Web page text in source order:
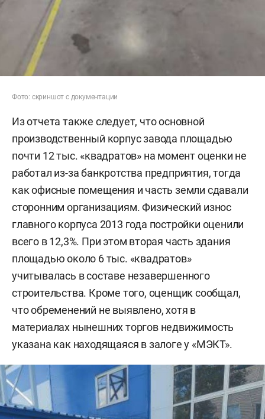
Фото: скриншот с документации
Из отчета также следует, что основной
производственный корпус завода площадью
почти 12 тыс. «квадратов» на момент оценки не
работал из-за банкротства предприятия, тогда
как офисные помещения и часть земли сдавали
сторонним организациям. Физический износ
главного корпуса 2013 года постройки оценили
всего в 12,3%. При этом вторая часть здания
площадью около 6 тыс. «квадратов»
учитывалась в составе незавершенного
строительства. Кроме того, оценщик сообщал,
что обременений не выявлено, хотя в
материалах нынешних торгов недвижимость
указана как находящаяся в залоге у «МЭКТ».